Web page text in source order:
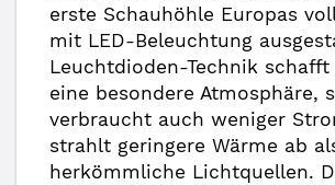
erste Schauhöhle Europas
mit LED-Beleuchtung
Leuchtdioden-Technik
eine besondere Atmosphäre,
verbraucht auch weniger
strahlt geringere Wärme ab
herkömmliche Lichtquellen.